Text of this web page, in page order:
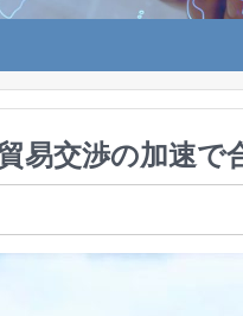
易交渉の加速で